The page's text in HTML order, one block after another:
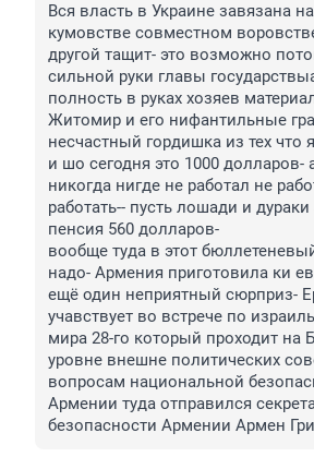
Вся власть в Украине завязана
кумовстве совместном
другой тащит- это возможно
сильной руки главы
полность в руках хозяев
Житомир и его нифантильные
несчастный гордишка из тех что
и шо сегодня это 1000 долларов-
никогда нигде не работал не
работать-- пусть лошади и
пенсия 560 долларов-
вообще туда в этот
надо- Армения приготовила ки
ещё один неприятный сюрприз-
учавствует во встрече по
мира 28-го который проходит на
уровне внешне политических
вопросам национальной
Армении туда отправился
безопасности Армении Армен